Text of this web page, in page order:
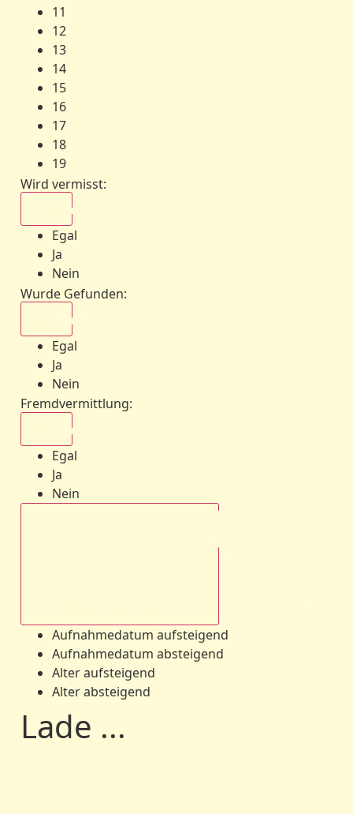
11
12
13
14
15
16
17
18
19
Wird vermisst:
Egal
Ja
Nein
Wurde Gefunden:
Egal
Ja
Nein
Fremdvermittlung:
Egal
Ja
Nein
Aufnahmedatum aufsteigend
Aufnahmedatum absteigend
Alter aufsteigend
Alter absteigend
Lade ...